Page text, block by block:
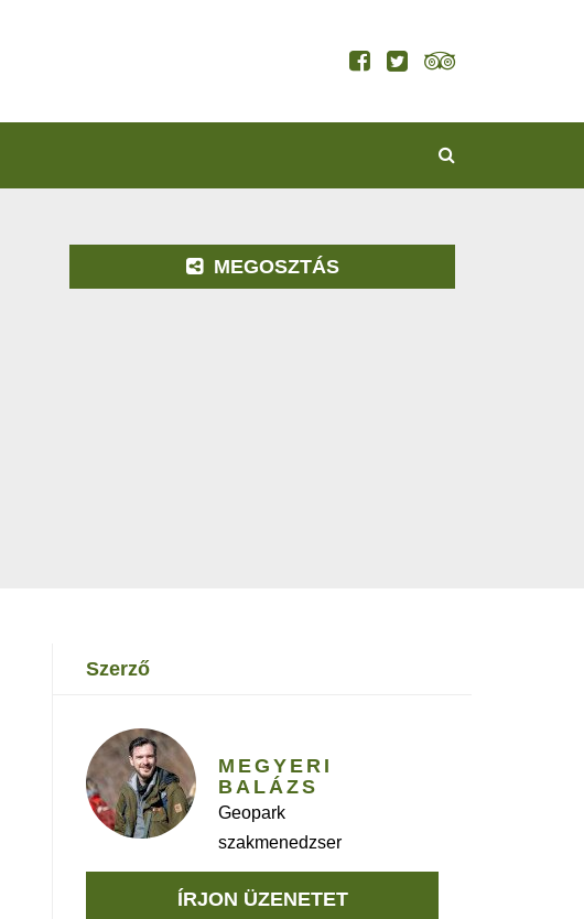
MEGOSZTÁS
szerző
MEGYERI
BALÁZS
Geopark
szakmenedzser
ÍRJON ÜZENETET